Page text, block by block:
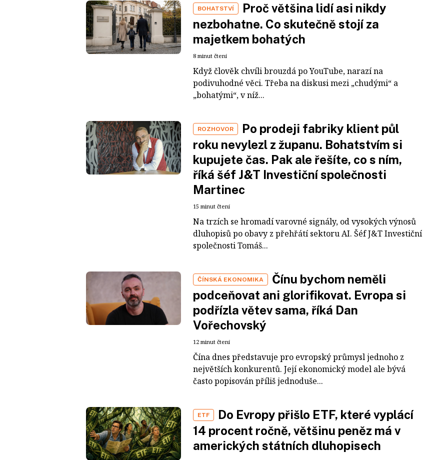
BOHATSTVÍ
Proč většina lidí asi nikdy
nezbohatne. Co skutečně stojí za
majetkem bohatých
8 minut čtení
Když člověk chvíli brouzdá po YouTube, narazí na
podivuhodné věci. Třeba na diskusi mezi „chudými“ a
„bohatými“, v níž...
ROZHOVOR
Po prodeji fabriky klient půl
roku nevylezl z županu. Bohatstvím si
kupujete čas. Pak ale řešíte, co s ním,
říká šéf J&T Investiční společnosti
Martinec
15 minut čtení
Na trzích se hromadí varovné signály, od vysokých výnosů
dluhopisů po obavy z přehřátí sektoru AI. Šéf J&T Investiční
společnosti Tomáš...
ČÍNSKÁ EKONOMIKA
Čínu bychom neměli
podceňovat ani glorifikovat. Evropa si
podřízla větev sama, říká Dan
Vořechovský
12 minut čtení
Čína dnes představuje pro evropský průmysl jednoho z
největších konkurentů. Její ekonomický model ale bývá
často popisován příliš jednoduše...
ETF
Do Evropy přišlo ETF, které vyplácí
14 procent ročně, většinu peněz má v
amerických státních dluhopisech